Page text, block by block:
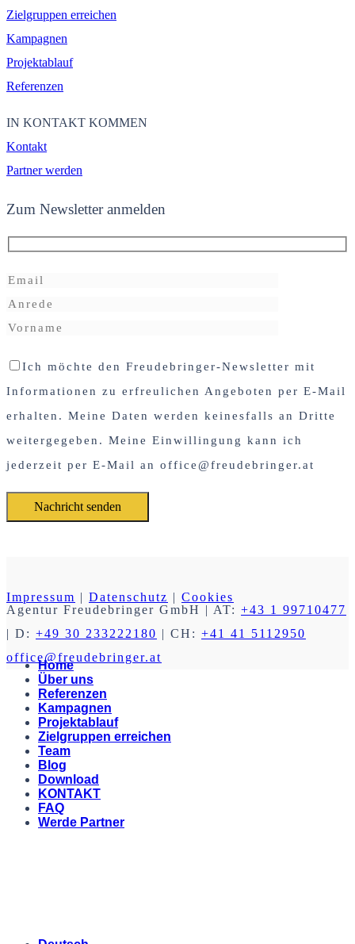
Zielgruppen erreichen
Kampagnen
Projektablauf
Referenzen
IN KONTAKT KOMMEN
Kontakt
Partner werden
Zum Newsletter anmelden
Ich möchte den Freudebringer-Newsletter mit
Informationen zu erfreulichen Angeboten per E-Mail
erhalten. Meine Daten werden keinesfalls an Dritte
weitergegeben. Meine Einwillingung kann ich
jederzeit per E-Mail an office@freudebringer.at
Impressum | Datenschutz | Cookies
Agentur Freudebringer GmbH | AT: +43 1 99710477
| D: +49 30 233222180 | CH: +41 41 5112950
office@freudebringer.at
Home
Über uns
Referenzen
Kampagnen
Projektablauf
Zielgruppen erreichen
Team
Blog
Download
KONTAKT
FAQ
Werde Partner